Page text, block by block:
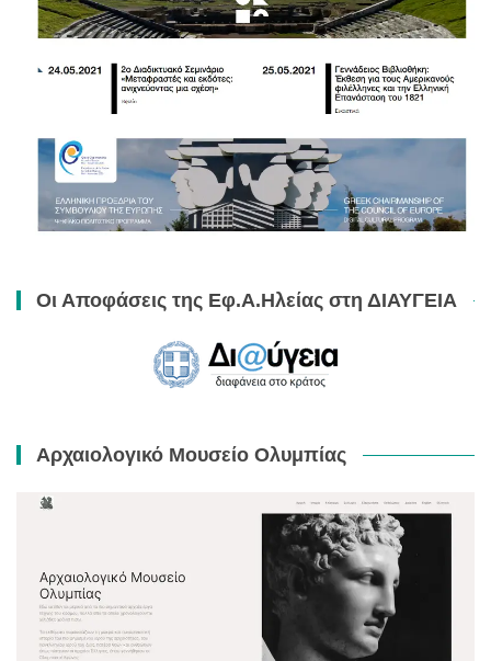
Οι Αποφάσεις της Εφ.Α.Ηλείας στη ΔΙΑΥΓΕΙΑ
Αρχαιολογικό Μουσείο Ολυμπίας